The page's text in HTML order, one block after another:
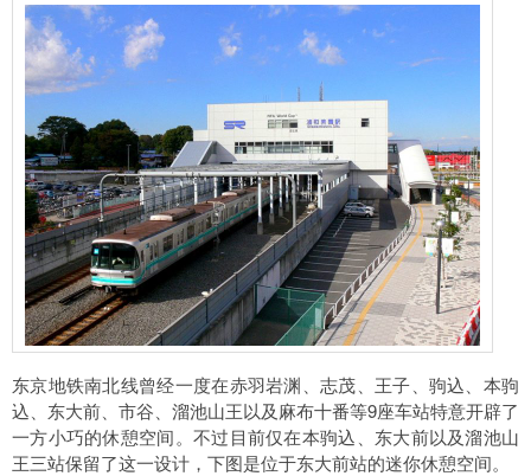
东京地铁南北线曾经一度在赤羽岩渊、志茂、王子、驹込、本驹
込、东大前、市谷、溜池山王以及麻布十番等9座车站特意开辟了
一方小巧的休憩空间。不过目前仅在本驹込、东大前以及溜池山
王三站保留了这一设计，下图是位于东大前站的迷你休憩空间。